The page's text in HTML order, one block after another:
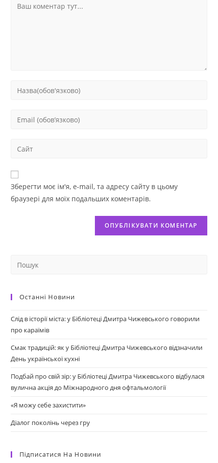
Зберегти моє ім'я, e-mail, та адресу сайту в цьому
браузері для моїх подальших коментарів.
Останні Новини
Слід в історії міста: у Бібліотеці Дмитра Чижевського говорили
про караїмів
Смак традицій: як у Бібліотеці Дмитра Чижевського відзначили
День української кухні
Подбай про свій зір: у Бібліотеці Дмитра Чижевського відбулася
вулична акція до Міжнародного дня офтальмології
«Я можу себе захистити»
Діалог поколінь через гру
Підписатися На Новини